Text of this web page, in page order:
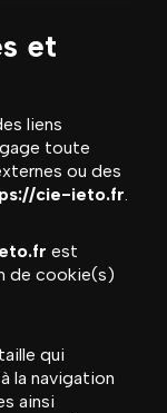
et
liens
toute
ou des
cie-ieto.fr.
est
de cookie(s)
qui
la navigation
ainsi